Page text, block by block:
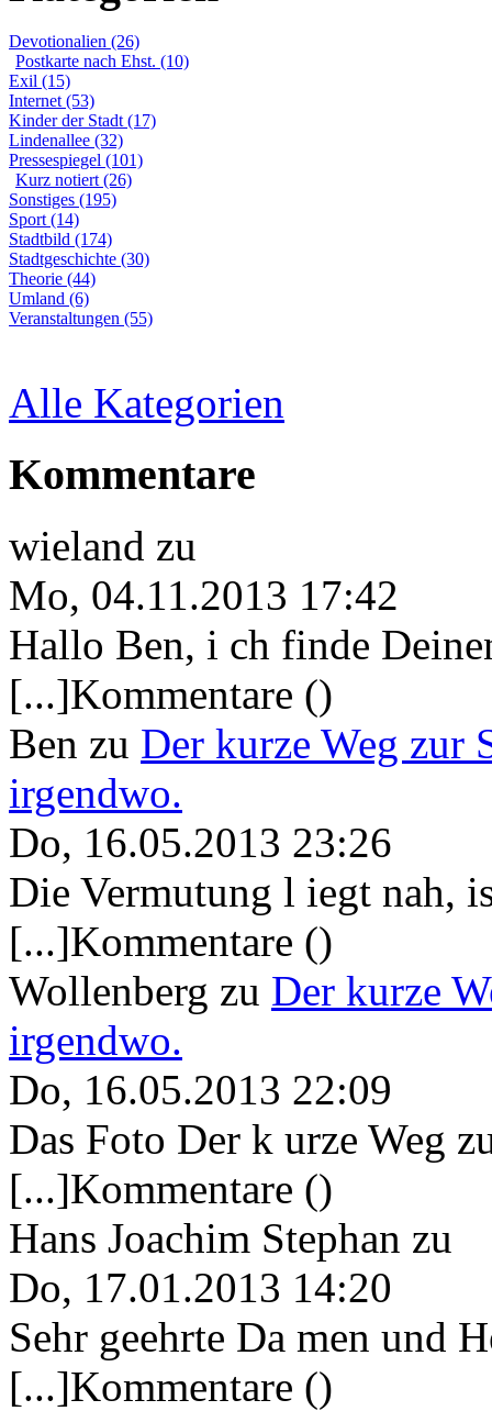
Devotionalien (26)
Postkarte nach Ehst. (10)
Exil (15)
Internet (53)
Kinder der Stadt (17)
Lindenallee (32)
Pressespiegel (101)
Kurz notiert (26)
Sonstiges (195)
Sport (14)
Stadtbild (174)
Stadtgeschichte (30)
Theorie (44)
Umland (6)
Veranstaltungen (55)
Alle Kategorien
Kommentare
wieland zu
Mo, 04.11.2013 17:42
Hallo Ben, i ch finde
[...]Kommentare ()
Ben zu Der kurze Weg zur
irgendwo.
Do, 16.05.2013 23:26
Die Vermutung l iegt nah,
[...]Kommentare ()
Wollenberg zu Der kurze
irgendwo.
Do, 16.05.2013 22:09
Das Foto Der k urze Weg
[...]Kommentare ()
Hans Joachim Stephan zu
Do, 17.01.2013 14:20
Sehr geehrte Da men und
[...]Kommentare ()